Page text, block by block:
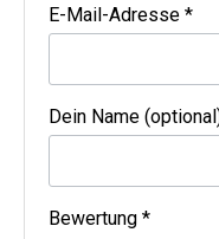
E-Mail-Adresse *
Dein Name
Bewertung *